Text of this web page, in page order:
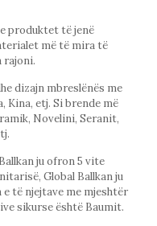
produktet të jenë
më të mira të
rajoni.
dizajn mbreslënës me
Kina, etj. Si brende më
Novelini, Seranit,
ju ofron 5 vite
Global Ballkan ju
të njejtave me mjeshtër
sikurse është Baumit.